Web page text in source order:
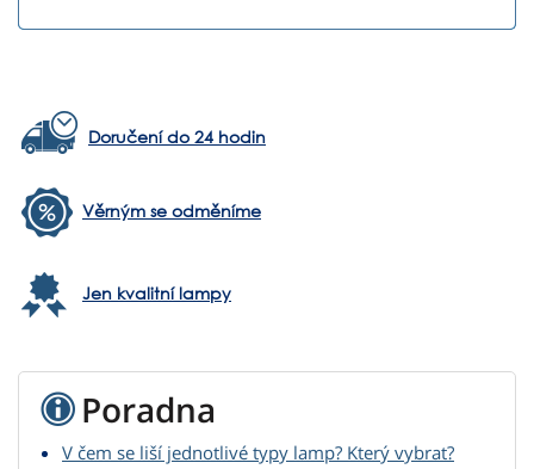
Doručení do 24 hodin
Věrným se odměníme
Jen kvalitní lampy
Poradna
V čem se liší jednotlivé typy lamp? Který vybrat?